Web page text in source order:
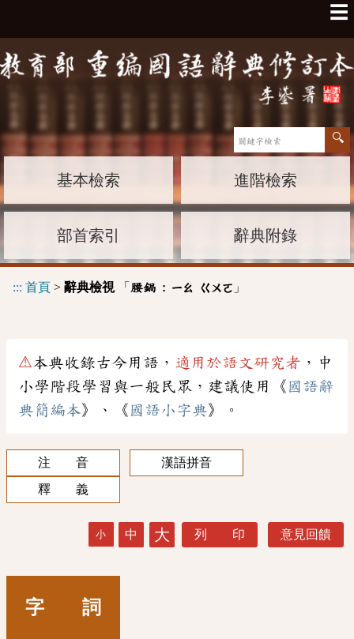
☰
基本檢索 進階檢索
部首索引 辭典附錄
::: 首頁 > 辭典檢視「 腰鍋 : ㄧㄠ ㄍㄨㄛ 」
⚠本典收錄古今用語， 適用於語文研究者 ，中
小學階段學習與一般民眾，建議使用《 國語辭
典簡編本》、《 國語小字典》。
注 音
漢語拼音
釋 義
小 中 大 列 印 意見回饋
字 詞